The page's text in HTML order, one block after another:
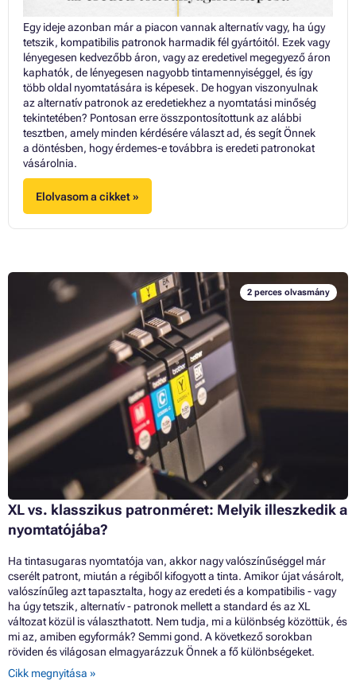
Egy ideje azonban már a piacon vannak alternatív vagy, ha úgy
tetszik, kompatibilis patronok harmadik fél gyártóitól. Ezek vagy
lényegesen kedvezőbb áron, vagy az eredetivel megegyező áron
kaphatók, de lényegesen nagyobb tintamennyiséggel, és így
több oldal nyomtatására is képesek. De hogyan viszonyulnak
az alternatív patronok az eredetiekhez a nyomtatási minőség
tekintetében? Pontosan erre összpontosítottunk az alábbi
tesztben, amely minden kérdésére választ ad, és segít Önnek
a döntésben, hogy érdemes-e továbbra is eredeti patronokat
vásárolnia.
Elolvasom a cikket »
2 perces olvasmány
XL vs. klasszikus patronméret: Melyik illeszkedik a
nyomtatójába?
Ha tintasugaras nyomtatója van, akkor nagy valószínűséggel már
cserélt patront, miután a régiből kifogyott a tinta. Amikor újat vásárolt,
valószínűleg azt tapasztalta, hogy az eredeti és a kompatibilis - vagy
ha úgy tetszik, alternatív - patronok mellett a standard és az XL
változat közül is választhatott. Nem tudja, mi a különbség közöttük, és
mi az, amiben egyformák? Semmi gond. A következő sorokban
röviden és világosan elmagyarázzuk Önnek a fő különbségeket.
Cikk megnyitása »